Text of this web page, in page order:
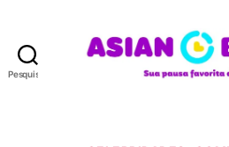
Pesquisar